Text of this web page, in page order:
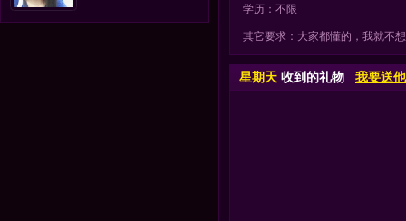
学历：不限
其它要求：大家都懂的，我就不
星期天 收到的礼物 我要送